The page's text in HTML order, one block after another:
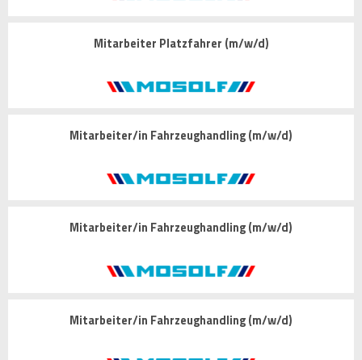
Mitarbeiter Platzfahrer (m/w/d)
Mitarbeiter/in Fahrzeughandling (m/w/d)
Mitarbeiter/in Fahrzeughandling (m/w/d)
Mitarbeiter/in Fahrzeughandling (m/w/d)